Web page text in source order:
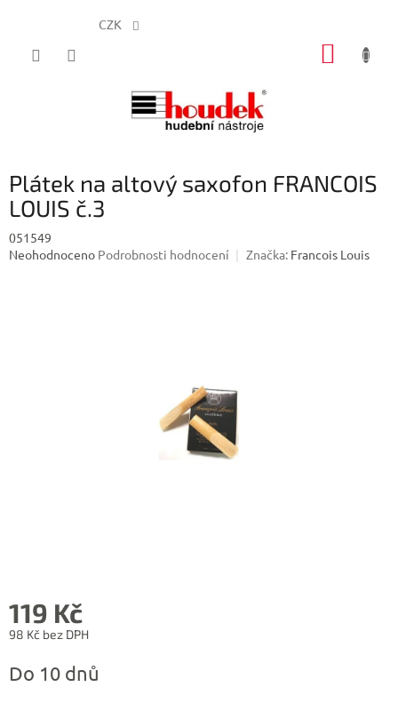
CZK
Plátek na altový saxofon FRANCOIS
LOUIS č.3
051549
Průměrné
Neohodnoceno Podrobnosti hodnocení Značka: Francois Louis
119 Kč
98 Kč bez DPH
cena:
Do 10 dnů